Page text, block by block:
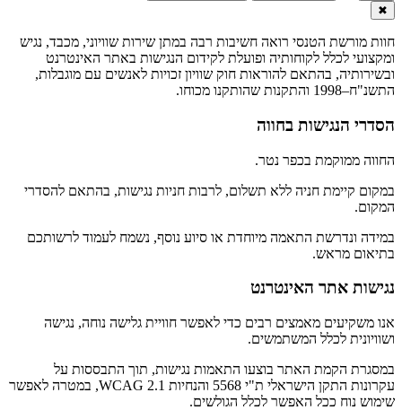
✖
חוות מורשת הטנסי רואה חשיבות רבה במתן שירות שוויוני, מכבד, נגיש
ומקצועי לכלל לקוחותיה ופועלת לקידום הנגישות באתר האינטרנט
ובשירותיה, בהתאם להוראות חוק שוויון זכויות לאנשים עם מוגבלות,
התשנ"ח–1998 והתקנות שהותקנו מכוחו.
הסדרי הנגישות בחווה
החווה ממוקמת בכפר נטר.
במקום קיימת חניה ללא תשלום, לרבות חניות נגישות, בהתאם להסדרי
המקום.
במידה ונדרשת התאמה מיוחדת או סיוע נוסף, נשמח לעמוד לרשותכם
בתיאום מראש.
נגישות אתר האינטרנט
אנו משקיעים מאמצים רבים כדי לאפשר חוויית גלישה נוחה, נגישה
ושוויונית לכלל המשתמשים.
במסגרת הקמת האתר בוצעו התאמות נגישות, תוך התבססות על
עקרונות התקן הישראלי ת"י 5568 והנחיות WCAG 2.1, במטרה לאפשר
שימוש נוח ככל האפשר לכלל הגולשים.